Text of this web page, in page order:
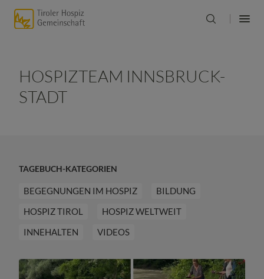
HOSPIZTEAM INNSBRUCK-
STADT
TAGEBUCH-KATEGORIEN
BEGEGNUNGEN IM HOSPIZ
BILDUNG
HOSPIZ TIROL
HOSPIZ WELTWEIT
INNEHALTEN
VIDEOS